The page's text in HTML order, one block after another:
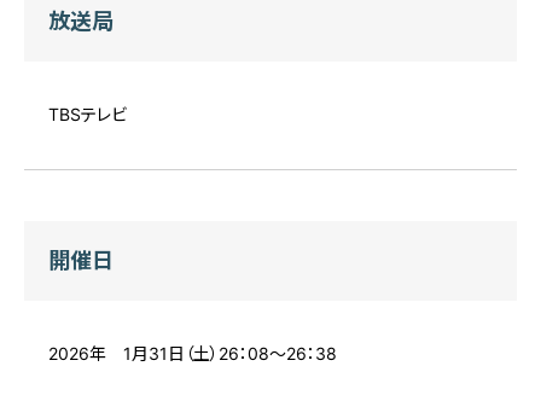
放送局
TBSテレビ
開催日
2026年 1月31日（土）26：08～26：38